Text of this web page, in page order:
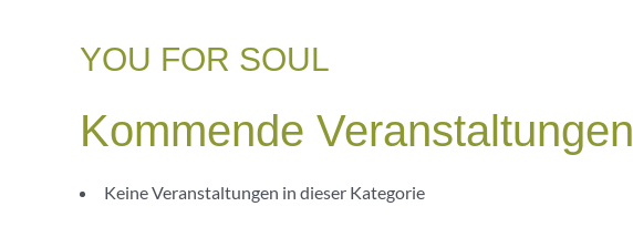
YOU FOR SOUL
Kommende Veranstaltungen
Keine Veranstaltungen in dieser Kategorie